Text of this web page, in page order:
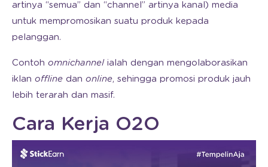
artinya “semua” dan “channel” artinya kanal) media
untuk mempromosikan suatu produk kepada
pelanggan.
Contoh omnichannel ialah dengan mengolaborasikan
iklan offline dan online, sehingga promosi produk jauh
lebih terarah dan masif.
Cara Kerja O2O